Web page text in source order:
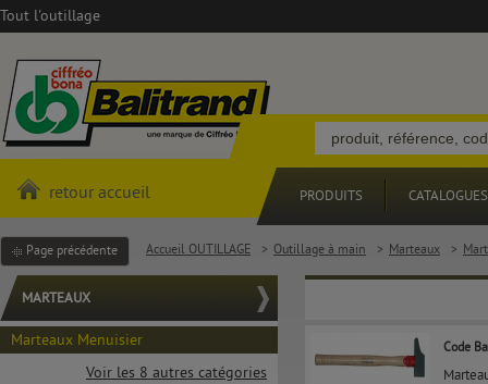
Tout l'outillage
retour accueil PRODUITS CATALOGUES
Page précédente Accueil OUTILLAGE > Outillage à main > Marteaux >
MARTEAUX
Marteaux Menuisier
Voir les 8 autres catégories
Code